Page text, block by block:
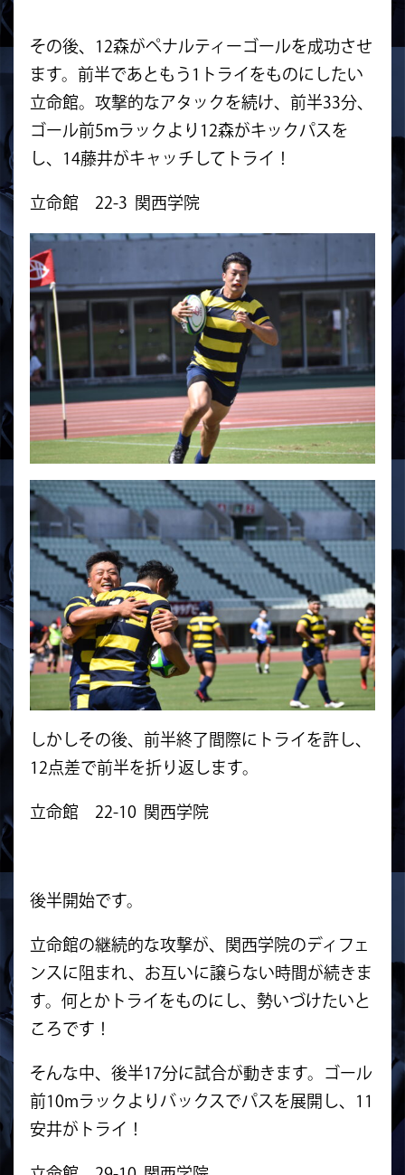
その後、12森がペナルティーゴールを成功させ
ます。前半であともう1トライをものにしたい
立命館。攻撃的なアタックを続け、前半33分、
ゴール前5mラックより12森がキックパスを
し、
14藤井がキャッチしてトライ！
立命館 22-3 関西学院
しかしその後、前半終了間際にトライを許し、
12点差で前半を折り返します。
立命館 22-10 関西学院
後半開始です。
立命館の継続的な攻撃が、関西学院のディフェ
ンスに阻まれ、 お互いに譲らない時間が続きま
す。何とかトライをものにし、 勢いづけたいと
ころです！
そんな中、後半17分に試合が動きます。ゴール
前10mラックよりバッ クスでパスを展開し、11
安井がトライ！